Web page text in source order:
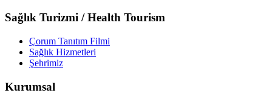
Sağlık Turizmi / Health Tourism
Çorum Tanıtım Filmi
Sağlık Hizmetleri
Şehrimiz
Kurumsal